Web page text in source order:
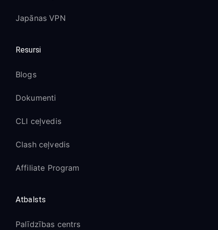
Japānas VPN
Resursi
Blogs
Dokumenti
CLI ceļvedis
Clash ceļvedis
Affiliate Program
Atbalsts
Palīdzības centrs